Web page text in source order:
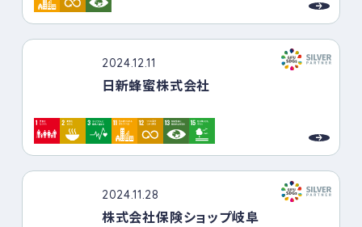
人権が保証され、またダイバーシティを考
慮し、安心して働ける職場づくりを目指し
ます。
特性を生かした地域貢献
し、自然を守り地域に貢献する活動を推進
します。
2024.12.11
日新蜂蜜株式会社
2024.11.28
株式会社保険ショップ岐阜